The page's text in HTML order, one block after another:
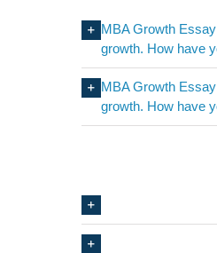
MBA Growth
growth. How have
MBA Growth
growth. How have